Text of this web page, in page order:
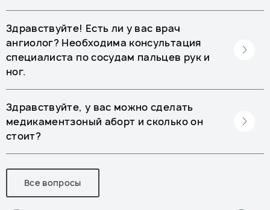
Здравствуйте! Есть ли у вас врач
ангиолог? Необходима консультация
специалиста по сосудам пальцев рук и
ног.
Здравствуйте, у вас можно сделать
медикаментзоный аборт и сколько он
стоит?
Все вопросы